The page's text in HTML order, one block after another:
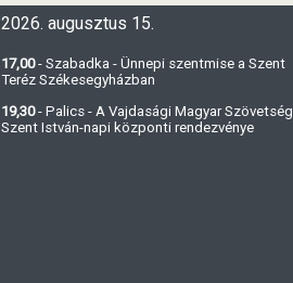
2026. augusztus 15.
17,00- Szabadka - Ünnepi szentmise a Szent
Teréz Székesegyházban
19,30- Palics - A Vajdasági Magyar Szövetség
Szent István-napi központi rendezvénye